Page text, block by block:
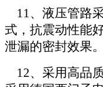
11、液压管路
式，抗震动性能
泄漏的密封效果。
12、采用高品